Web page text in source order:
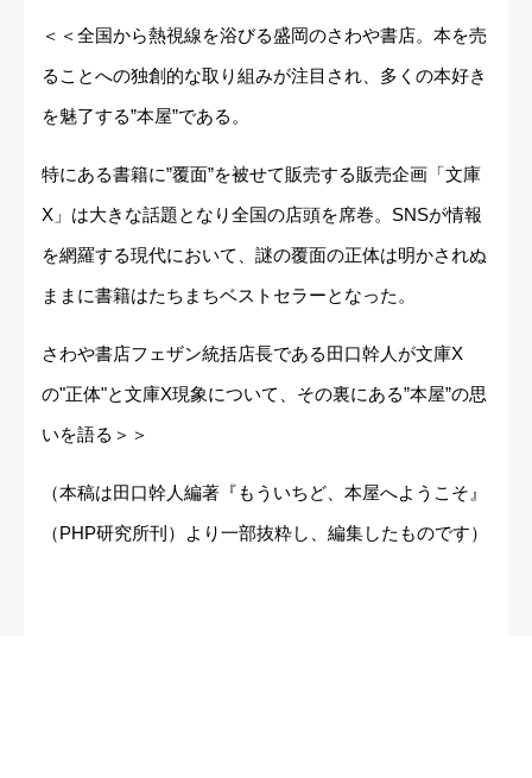
＜＜全国から熱視線を浴びる盛岡のさわや書店。本を売
ることへの独創的な取り組みが注目され、多くの本好き
を魅了する”本屋”である。
特にある書籍に”覆面”を被せて販売する販売企画「文庫
X」は大きな話題となり全国の店頭を席巻。SNSが情報
を網羅する現代において、謎の覆面の正体は明かされぬ
ままに書籍はたちまちベストセラーとなった。
さわや書店フェザン統括店長である田口幹人が文庫X
の"正体"と文庫X現象について、その裏にある”本屋”の思
いを語る＞＞
（本稿は田口幹人編著『もういちど、本屋へようこそ』
（PHP研究所刊）より一部抜粋し、編集したものです）